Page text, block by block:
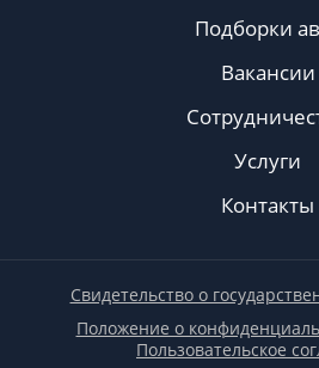
Подборки
Вакансии
Услуги
Контакты
Пользовательское
Положение о
Свидетельство о